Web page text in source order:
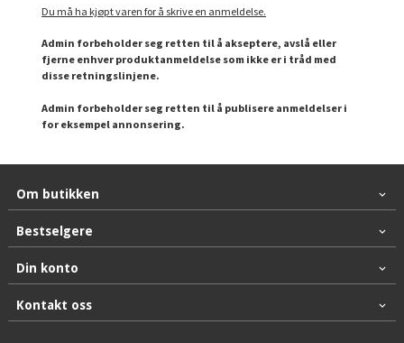
Du må ha kjøpt varen for å skrive en anmeldelse.
Admin forbeholder seg retten til å akseptere, avslå eller
fjerne enhver produktanmeldelse som ikke er i tråd med
disse retningslinjene.
Admin forbeholder seg retten til å publisere anmeldelser i
for eksempel annonsering.
Om butikken
Bestselgere
Din konto
Kontakt oss